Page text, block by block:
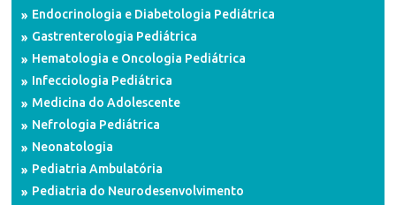
Endocrinologia e Diabetologia Pediátrica
Gastrenterologia Pediátrica
Hematologia e Oncologia Pediátrica
Infecciologia Pediátrica
Medicina do Adolescente
Nefrologia Pediátrica
Neonatologia
Pediatria Ambulatória
Pediatria do Neurodesenvolvimento